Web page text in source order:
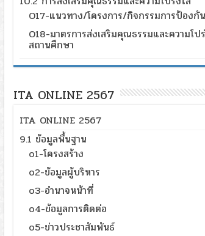
O17-แนวทาง/โครงการ/กิจกรรมการป้องกั
O18-มาตรการส่งเสริมคุณธรรมและความโป
สถานศึกษา
ITA ONLINE 2567
ITA ONLINE 2567
9.1 ข้อมูลพื้นฐาน
o1-โครงสร้าง
o2-ข้อมูลผู้บริหาร
o3-อำนาจหน้าที่
o4-ข้อมูลการติดต่อ
o5-ข่าวประชาสัมพันธ์